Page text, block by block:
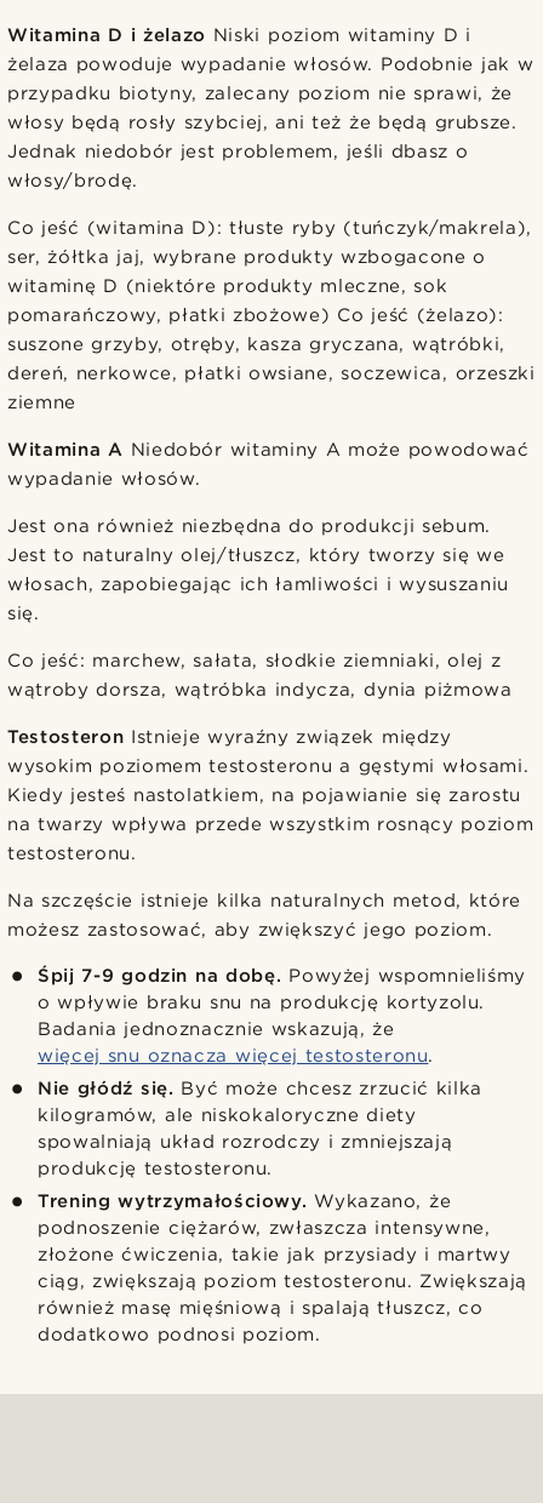
Witamina D i żelazo Niski poziom witaminy D i
żelaza powoduje wypadanie włosów. Podobnie jak w
przypadku biotyny, zalecany poziom nie sprawi, że
włosy będą rosły szybciej, ani też że będą grubsze.
Jednak niedobór jest problemem, jeśli dbasz o
włosy/brodę.
Co jeść (witamina D): tłuste ryby (tuńczyk/makrela),
ser, żółtka jaj, wybrane produkty wzbogacone o
witaminę D (niektóre produkty mleczne, sok
pomarańczowy, płatki zbożowe) Co jeść (żelazo):
suszone grzyby, otręby, kasza gryczana, wątróbki,
dereń, nerkowce, płatki owsiane, soczewica, orzeszki
ziemne
Witamina A Niedobór witaminy A może powodować
wypadanie włosów.
Jest ona również niezbędna do produkcji sebum.
Jest to naturalny olej/tłuszcz, który tworzy się we
włosach, zapobiegając ich łamliwości i wysuszaniu
się.
Co jeść: marchew, sałata, słodkie ziemniaki, olej z
wątroby dorsza, wątróbka indycza, dynia piżmowa
Testosteron Istnieje wyraźny związek między
wysokim poziomem testosteronu a gęstymi włosami.
Kiedy jesteś nastolatkiem, na pojawianie się zarostu
na twarzy wpływa przede wszystkim rosnący poziom
testosteronu.
Na szczęście istnieje kilka naturalnych metod, które
możesz zastosować, aby zwiększyć jego poziom.
Śpij 7-9 godzin na dobę. Powyżej wspomnieliśmy
o wpływie braku snu na produkcję kortyzolu.
Badania jednoznacznie wskazują, że
więcej snu oznacza więcej testosteronu.
Nie głódź się. Być może chcesz zrzucić kilka
kilogramów, ale niskokaloryczne diety
spowalniają układ rozrodczy i zmniejszają
produkcję testosteronu.
Trening wytrzymałościowy. Wykazano, że
podnoszenie ciężarów, zwłaszcza intensywne,
złożone ćwiczenia, takie jak przysiady i martwy
ciąg, zwiększają poziom testosteronu. Zwiększają
również masę mięśniową i spalają tłuszcz, co
dodatkowo podnosi poziom.